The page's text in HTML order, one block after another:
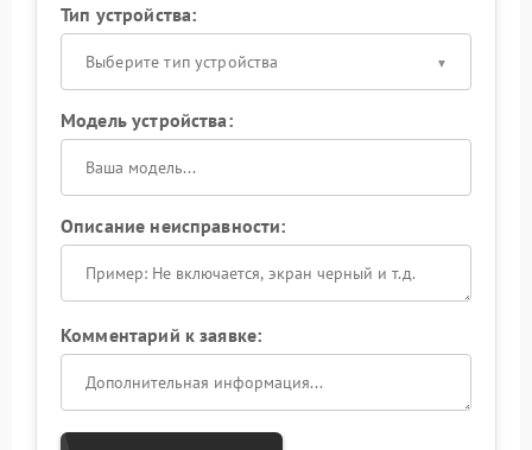
Тип устройства:
Выберите тип устройства
Модель устройства:
Описание неисправности:
Комментарий к заявке: